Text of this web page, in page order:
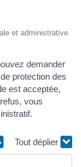
et administrative
demander
protection des
est acceptée,
vous
Tout déplier